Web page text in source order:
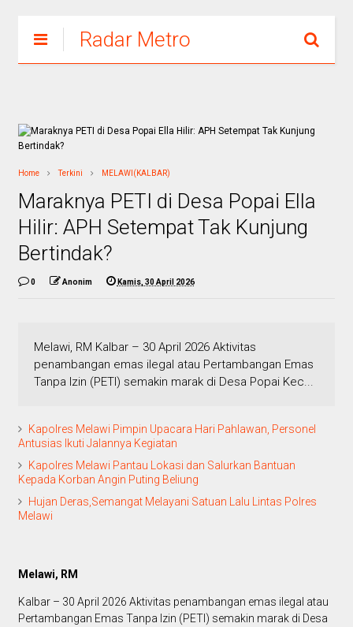
Radar Metro
Home Terkini MELAWI(KALBAR)
Maraknya PETI di Desa Popai Ella
Hilir: APH Setempat Tak Kunjung
Bertindak?
0 Anonim Kamis, 30 April 2026
Melawi, RM Kalbar – 30 April 2026 Aktivitas
penambangan emas ilegal atau Pertambangan Emas
Tanpa Izin (PETI) semakin marak di Desa Popai Kec...
Kapolres Melawi Pimpin Upacara Hari Pahlawan, Personel
Antusias Ikuti Jalannya Kegiatan
Kapolres Melawi Pantau Lokasi dan Salurkan Bantuan
Kepada Korban Angin Puting Beliung
Hujan Deras,Semangat Melayani Satuan Lalu Lintas Polres
Melawi
Melawi, RM
Kalbar – 30 April 2026 Aktivitas penambangan emas ilegal atau
Pertambangan Emas Tanpa Izin (PETI) semakin marak di Desa